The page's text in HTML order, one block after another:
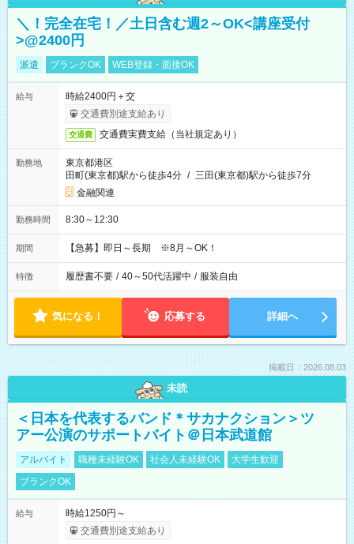
＼！完全在宅！／土日含む週2～OK<講座受付
>@2400円
派遣 ブランクOK WEB登録・面接OK
給与
時給2400円＋交
交通費別途支給あり
交通費 交通費実費支給（当社規定あり）
勤務地
東京都港区
田町(東京都)駅から徒歩4分 / 三田(東京都)駅から徒歩7分
金融関連
勤務時間 8:30～12:30
期間 【急募】即日～長期 ※8月～OK！
特徴 履歴書不要 / 40～50代活躍中 / 服装自由
気になる！ 応募する 詳細へ
掲載日：2026.08.03
未読
＜日本を代表するバンド＊サカナクション＞ツ
アー公演のサポートバイト＠日本武道館
アルバイト 職種未経験OK 社会人未経験OK
大学生歓迎
ブランクOK
給与
時給1250円～
交通費別途支給あり